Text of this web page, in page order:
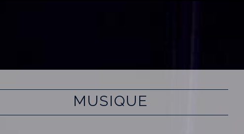
MUSIQUE